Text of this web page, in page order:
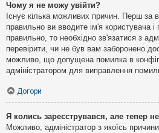
Чому я не можу увійти?
Існує кілька можливих причин. Перш за
правильно ви вводите ім'я користувача
правильно, то необхідно зв'язатися з
перевірити, чи не був вам заборонено
можливо, що допущена помилка в
адміністратором для виправлення
Догори
Я колись зареєструвався, але тепер
Можливо, адміністратор з якоїсь